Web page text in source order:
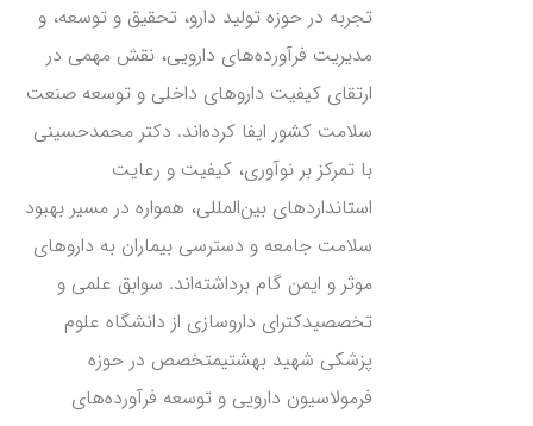
تجربه در حوزه تولید دارو، تحقیق و توسعه، و
مدیریت فرآورده‌های دارویی، نقش مهمی در
ارتقای کیفیت داروهای داخلی و توسعه صنعت
سلامت کشور ایفا کرده‌اند. دکتر محمدحسینی
با تمرکز بر نوآوری، کیفیت و رعایت
استانداردهای بین‌المللی، همواره در مسیر بهبود
سلامت جامعه و دسترسی بیماران به داروهای
موثر و ایمن گام برداشته‌اند. سوابق علمی و
تخصصیدکترای داروسازی از دانشگاه علوم
پزشکی شهید بهشتیمتخصص در حوزه
فرمولاسیون دارویی و توسعه فرآورده‌های